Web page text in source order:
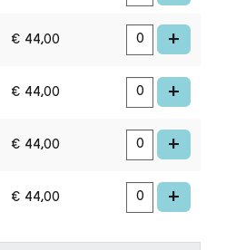
€ 44,00 +
€ 44,00 +
€ 44,00 +
€ 44,00 +